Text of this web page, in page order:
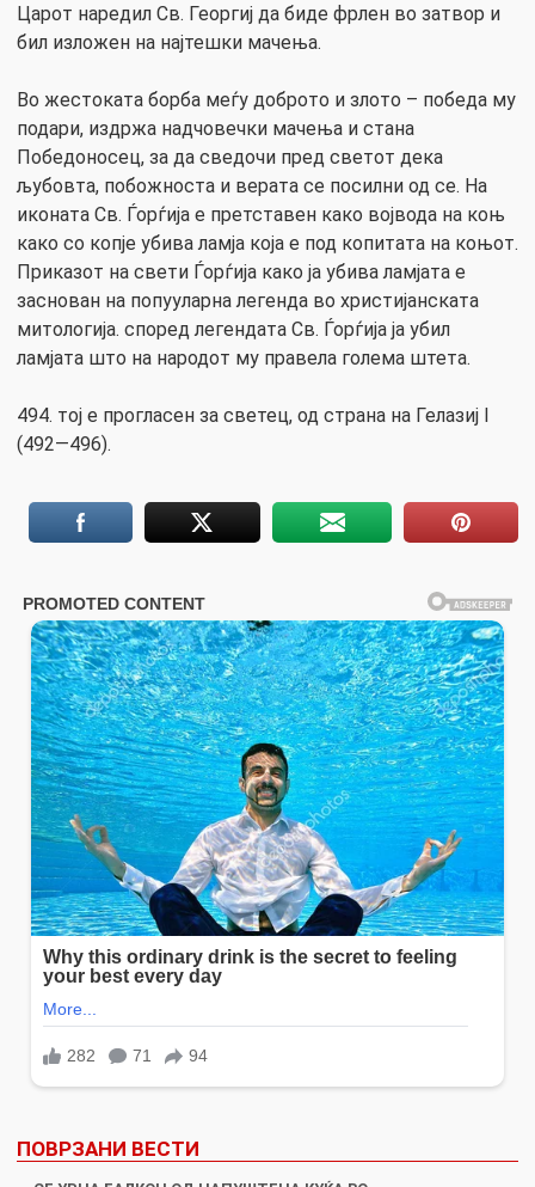
Царот наредил Св. Георгиј да биде фрлен во затвор и
бил изложен на најтешки мачења.
Во жестоката борба меѓу доброто и злото – победа му
подари, издржа надчовечки мачења и стана
Победоносец, за да сведочи пред светот дека
љубовта, побожноста и верата се посилни од се. На
иконата Св. Ѓорѓија е претставен како војвода на коњ
како со копје убива ламја која е под копитата на коњот.
Приказот на свети Ѓорѓија како ја убива ламјата е
заснован на попууларна легенда во христијанската
митологија. според легендата Св. Ѓорѓија ја убил
ламјата што на народот му правела голема штета.
494. тој е прогласен за светец, од страна на Гелазиј I
(492—496).
ПОВРЗАНИ ВЕСТИ